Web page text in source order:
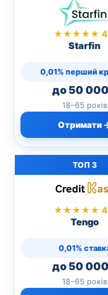
★★★★★
Starfin
0,01% перший
до 50
18–65 років
Отримати
ТОП 3
★★★★★
Tengo
0,01%
до 50
18–65 років